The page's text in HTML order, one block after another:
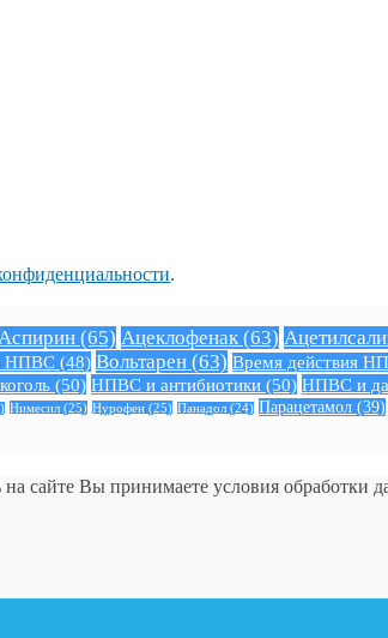
.
Аспирин (65) Ацеклофенак (63)
НПВС (48) Вольтарен (63) Время действия
(50) НПВС и антибиотики (50) НПВС и
Нимесил (25) Нурофен (25) Панадол (24) Парацетамол (39)
сайте Вы принимаете условия обработки